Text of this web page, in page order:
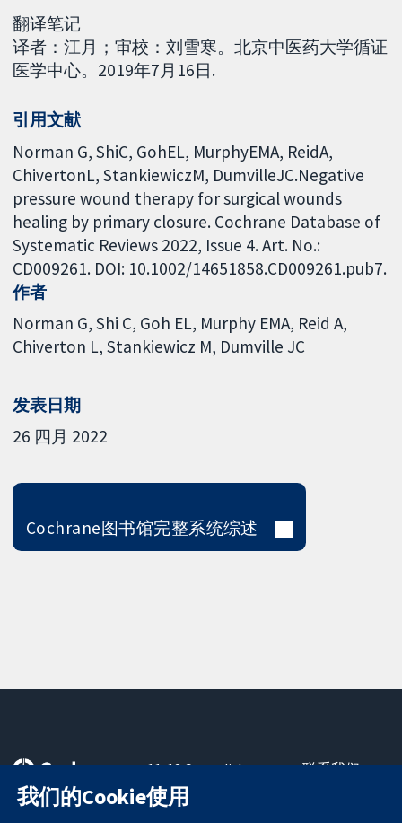
翻译笔记
译者：江月；审校：刘雪寒。北京中医药大学循证
医学中心。2019年7月16日.
引用文献
Norman G, ShiC, GohEL, MurphyEMA, ReidA,
ChivertonL, StankiewiczM, DumvilleJC.Negative
pressure wound therapy for surgical wounds
healing by primary closure. Cochrane Database of
Systematic Reviews 2022, Issue 4. Art. No.:
CD009261. DOI: 10.1002/14651858.CD009261.pub7.
作者
Norman G Shi C Goh EL Murphy EMA Reid A
Chiverton L Stankiewicz M Dumville JC
发表日期
26 四月 2022
Cochrane图书馆完整系统综述
可信任的证据
11-13 Cavendish
Square
London
联系我们
我们的Cookie使用